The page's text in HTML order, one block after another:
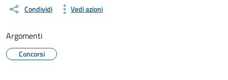
Condividi Vedi azioni
Argomenti
Concorsi